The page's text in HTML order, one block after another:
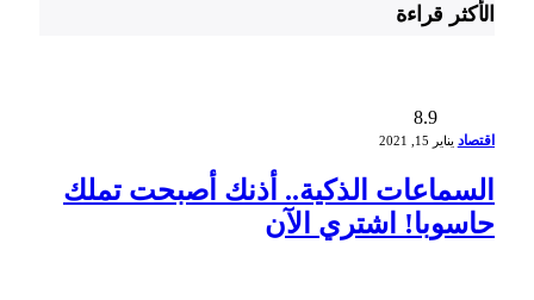
الأكثر قراءة
8.9
اقتصاد يناير 15, 2021
السماعات الذكية.. أذنك أصبحت تملك
حاسوبا! اشتري الآن